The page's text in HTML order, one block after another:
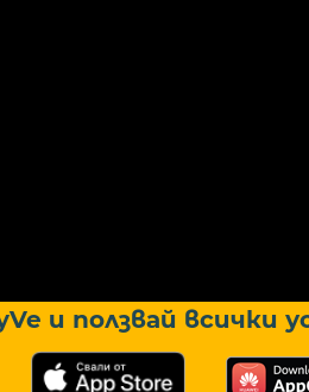
и ползвай всички